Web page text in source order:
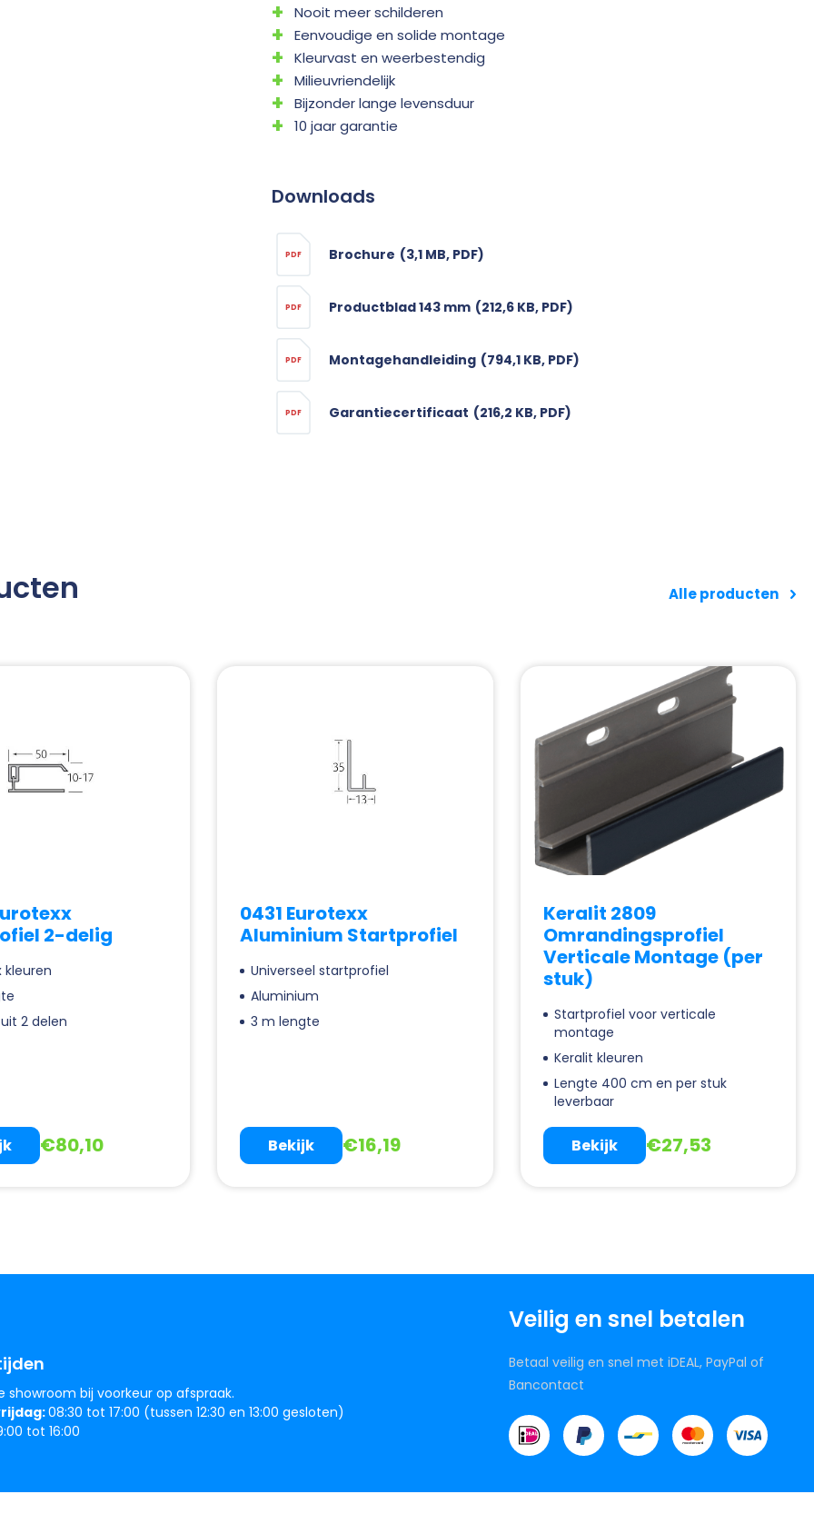
Nooit meer schilderen
Eenvoudige en solide montage
Kleurvast en weerbestendig
Milieuvriendelijk
Bijzonder lange levensduur
10 jaar garantie
Downloads
PDF Brochure (3,1 MB, PDF)
PDF Productblad 143 mm (212,6 KB, PDF)
PDF Montagehandleiding (794,1 KB, PDF)
PDF Garantiecertificaat (216,2 KB, PDF)
Alle producten
2-delig
kleuren
2 delen
€80,10
0431 Eurotexx
Aluminium Startprofiel
Universeel startprofiel
Aluminium
3 m lengte
€16,19
Bekijk
Keralit 2809
Omrandingsprofiel
Verticale Montage (per
stuk)
Startprofiel voor verticale
montage
Keralit kleuren
Lengte 400 cm en per stuk
leverbaar
€27,53
Bekijk
showroom bij voorkeur op afspraak.
08:30 tot 17:00 (tussen 12:30 en 13:00 gesloten)
tot 16:00
Veilig en snel betalen
Betaal veilig en snel met iDEAL, PayPal of
Bancontact